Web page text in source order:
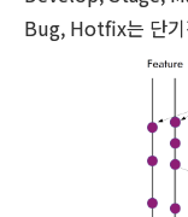
Bug, Hotfix는 단기